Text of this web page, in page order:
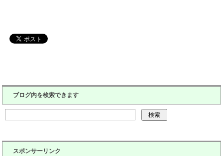
ブログ内を検索できます
スポンサーリンク